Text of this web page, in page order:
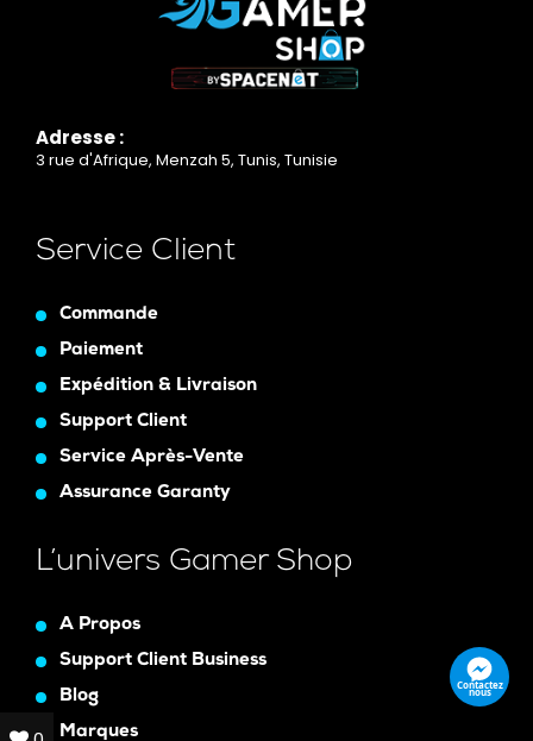
Adresse :
3 rue d'Afrique, Menzah 5, Tunis, Tunisie
Service Client
Commande
Paiement
Expédition & Livraison
Support Client
Service Après-Vente
Assurance Garanty
L’univers Gamer Shop
A Propos
Support Client Business
Blog
Marques
Contactez
nous